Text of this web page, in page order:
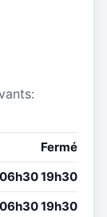
Fermé
06h30 19h30
06h30 19h30